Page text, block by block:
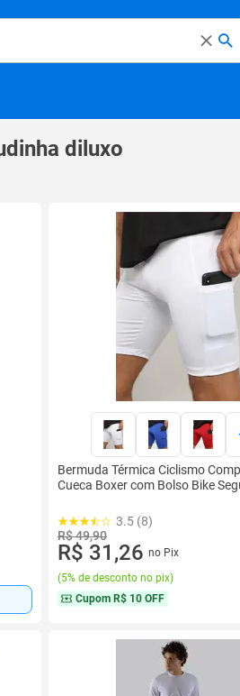
diluxo
Bermuda Térmica Ciclismo
Cueca Boxer com Bolso Bike
3.5 (8)
R$ 49,90
R$ 31,26 no Pix
(5% de desconto no pix)
Cupom R$ 10 OFF